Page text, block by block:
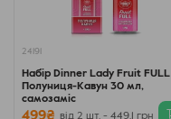
24191
Набір Dinner Lady Fruit FULL
Полуниця-Кавун 30 мл,
самозаміс
499₴ від 2 шт. - 449.1 грн